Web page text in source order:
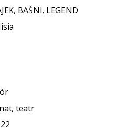
BAŚNI, LEGEND
teatr